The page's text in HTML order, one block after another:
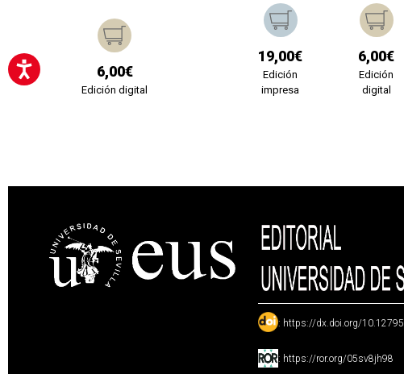
6,00€
Edición digital
19,00€
Edición
impresa
6,00€
Edición
digital
: https://dx.doi.org/10.12795
: https://ror.org/05sv8jh98